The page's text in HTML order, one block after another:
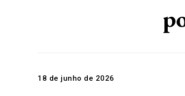
18 de junho de 2026